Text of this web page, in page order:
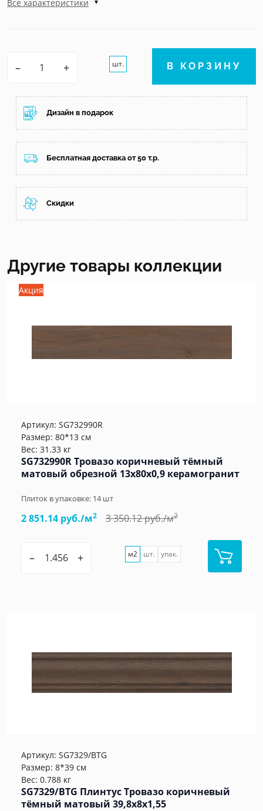
Все характеристики
– + шт. В КОРЗИНУ
Дизайн в подарок
Бесплатная доставка от 50 т.р.
Скидки
Другие товары коллекции
Акция
Артикул: SG732990R
Размер: 80*13 см
Вес: 31.33 кг
SG732990R Тровазо коричневый тёмный
матовый обрезной 13x80x0,9 керамогранит
Плиток в упаковке: 14шт
2 851.14 руб./м2 3 350.12 руб./м2
– + м2 шт. упак.
Артикул: SG7329/BTG
Размер: 8*39 см
Вес: 0.788 кг
SG7329/BTG Плинтус Тровазо коричневый
тёмный матовый 39,8x8x1,55